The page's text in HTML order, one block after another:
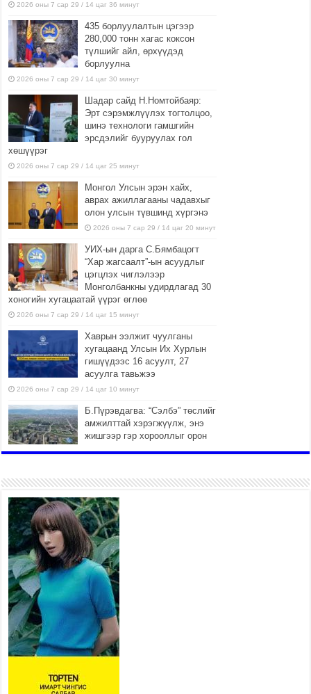
2026 оны 7 сар 29 / 14 цаг 36 минут
435 борлуулалтын цэгээр
280,000 тонн хагас коксон
түлшийг айл, өрхүүдэд
борлуулна
2026 оны 7 сар 29 / 14 цаг 30 минут
Шадар сайд Н.Номтойбаяр:
Эрт сэрэмжлүүлэх тогтолцоо,
шинэ технологи гамшгийн
эрсдэлийг бууруулах гол
хөшүүрэг
2026 оны 7 сар 29 / 14 цаг 25 минут
Монгол Улсын эрэн хайх,
аврах ажиллагааны чадавхыг
олон улсын түвшинд хүргэнэ
2026 оны 7 сар 29 / 14 цаг 20 минут
УИХ-ын дарга С.Бямбацогт
“Хар жагсаалт”-ын асуудлыг
цэгцлэх чиглэлээр
Монголбанкны удирдлагад 30
хоногийн хугацаатай үүрэг өглөө
2026 оны 7 сар 29 / 14 цаг 15 минут
Хаврын ээлжит чуулганы
хугацаанд Улсын Их Хурлын
гишүүдээс 16 асуулт, 27
асуулга тавьжээ
2026 оны 7 сар 29 / 14 цаг 10 минут
Б.Пүрэвдагва: “Сэлбэ” төслийг
амжилттай хэрэгжүүлж, энэ
жишгээр гэр хорооллыг орон
Иргэд нийгмийн харилцаа,
хөдөлмөр эрхлэхэд
тулгамдаж буй асуудлаа УИХ-
ын гишүүнд уламжиллаа
2026 оны 7 сар 29 / 9 цаг 52 минут
“СМАРТ СЭЛБЭ СИТИ”-Г
ЗОРИЛТОТ БҮЛЭГТ ХҮРГЭХ
ХҮРЭЭНД МКВ-ИЙН ҮНИЙГ
БУУЛГАХ ҮҮРЭГ ӨГӨВ
2026 оны 7 сар 28 / 16 цаг 47 минут
Эдийн засгийн эрх чөлөөний тухай хуулийн үр
дүнд хөрөнгө оруулалтын таатай орчин бүрдэнэ
Нийгмийн чиглэлийн төслүүдийн санхүүжилтэд